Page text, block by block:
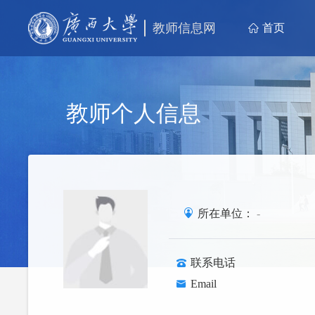
教师信息网 首页
教师个人信息
所在单位： -
联系电话
Email